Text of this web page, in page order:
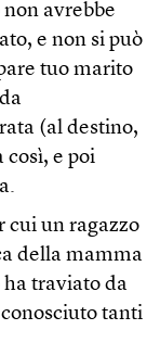
avrebbe
e non si può
tuo marito
(al destino,
così, e poi
cui un ragazzo
della mamma
traviato da
tanti